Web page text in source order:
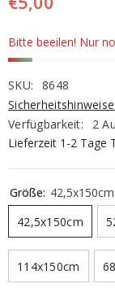
Bitte beeilen! Nur
SKU:
8648
Verfügbarkeit:
2
Lieferzeit 1-2 Tage
Größe: 42,5x150cm
42,5x150cm
114x150cm